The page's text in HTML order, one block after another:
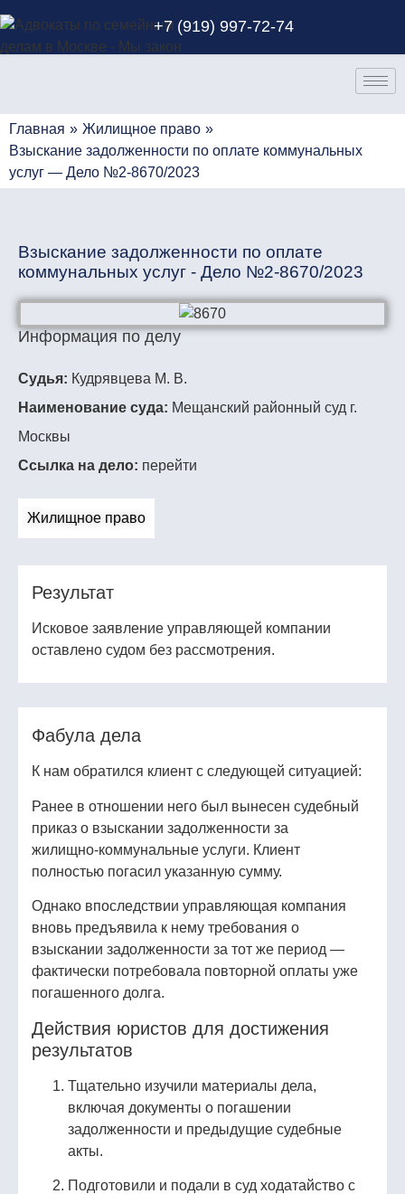
+7 (919) 997-72-74
Главная » Жилищное право »
Взыскание задолженности по оплате коммунальных
услуг — Дело №2-8670/2023
Взыскание задолженности по оплате
коммунальных услуг - Дело №2-8670/2023
Информация по делу
Судья: Кудрявцева М. В.
Наименование суда: Мещанский районный суд г.
Москвы
Ссылка на дело: перейти
Жилищное право
Результат
Исковое заявление управляющей компании
оставлено судом без рассмотрения.
Фабула дела
К нам обратился клиент с следующей ситуацией:
Ранее в отношении него был вынесен судебный
приказ о взыскании задолженности за
жилищно‑коммунальные услуги. Клиент
полностью погасил указанную сумму.
Однако впоследствии управляющая компания
вновь предъявила к нему требования о
взыскании задолженности за тот же период —
фактически потребовала повторной оплаты уже
погашенного долга.
Действия юристов для достижения
результатов
Тщательно изучили материалы дела,
включая документы о погашении
задолженности и предыдущие судебные
акты.
Подготовили и подали в суд ходатайство с